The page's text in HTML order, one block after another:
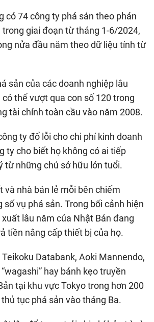
có 74 công ty phá sản theo phán
giai đoạn từ tháng 1-6/2024,
nửa đầu năm theo dữ liệu tính từ
sản của các doanh nghiệp lâu
thể vượt qua con số 120 trong
tài chính toàn cầu vào năm 2008.
ty đổ lỗi cho chi phí kinh doanh
ty cho biết họ không có ai tiếp
từ những chủ sở hữu lớn tuổi.
và nhà bán lẻ mỗi bên chiếm
số vụ phá sản. Trong bối cảnh hiện
xuất lâu năm của Nhật Bản đang
tiền nâng cấp thiết bị của họ.
Databank, Aoki Mannendo,
hay bánh kẹo truyền
tại khu vực Tokyo trong hơn 200
tục phá sản vào tháng Ba.